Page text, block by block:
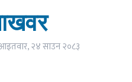
२४ साउन २०८३